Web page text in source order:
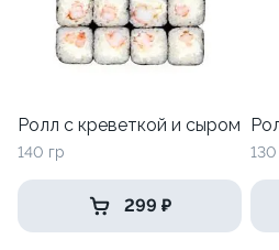
Ролл с креветкой и сыром
140 гр
299 ₽
130